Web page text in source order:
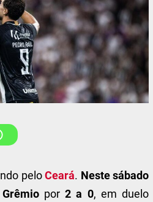
peloCeará. Neste sábado
Grêmio por 2 a 0, em duelo